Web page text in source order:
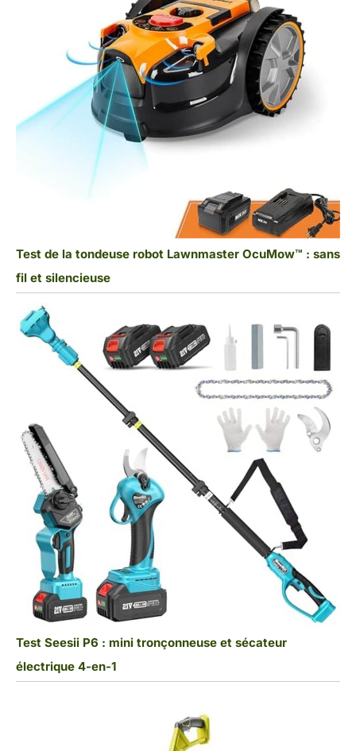
Test de la tondeuse robot Lawnmaster OcuMow™ : sans
fil et silencieuse
Test Seesii P6 : mini tronçonneuse et sécateur
électrique 4-en-1